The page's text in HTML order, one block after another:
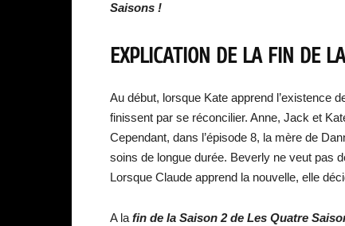
Saisons !
EXPLICATION DE LA FIN DE
Au début, lorsque Kate apprend l’existence
finissent par se réconcilier. Anne, Jack et
Cependant, dans l’épisode 8, la mère de
soins de longue durée. Beverly ne veut pas
Lorsque Claude apprend la nouvelle, elle
A la fin de la Saison 2 de Les Quatre